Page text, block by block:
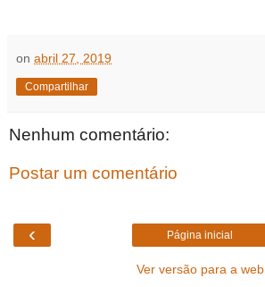
on abril 27, 2019
Compartilhar
Nenhum comentário:
Postar um comentário
‹ Página inicial
Ver versão para a web